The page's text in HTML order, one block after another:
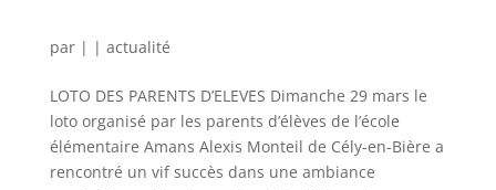
par | | actualité
LOTO DES PARENTS D’ELEVES Dimanche 29 mars le
loto organisé par les parents d’élèves de l’école
élémentaire Amans Alexis Monteil de Cély-en-Bière a
rencontré un vif succès dans une ambiance